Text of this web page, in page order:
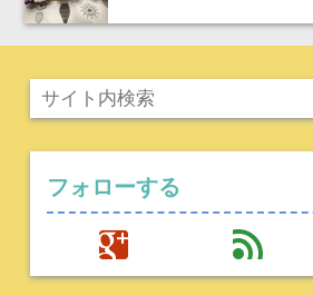
フォローする
google feed